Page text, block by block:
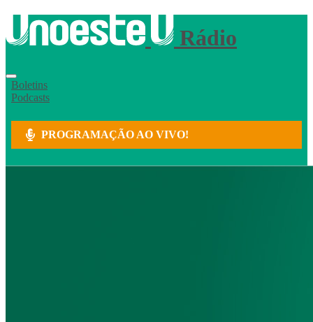
Rádio
Boletins
Podcasts
PROGRAMAÇÃO AO VIVO!